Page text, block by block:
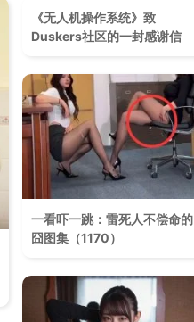
《无人机操作系统》致
Duskers社区的一封感谢信
一看吓一跳：雷死人不偿命的
囧图集（1170）